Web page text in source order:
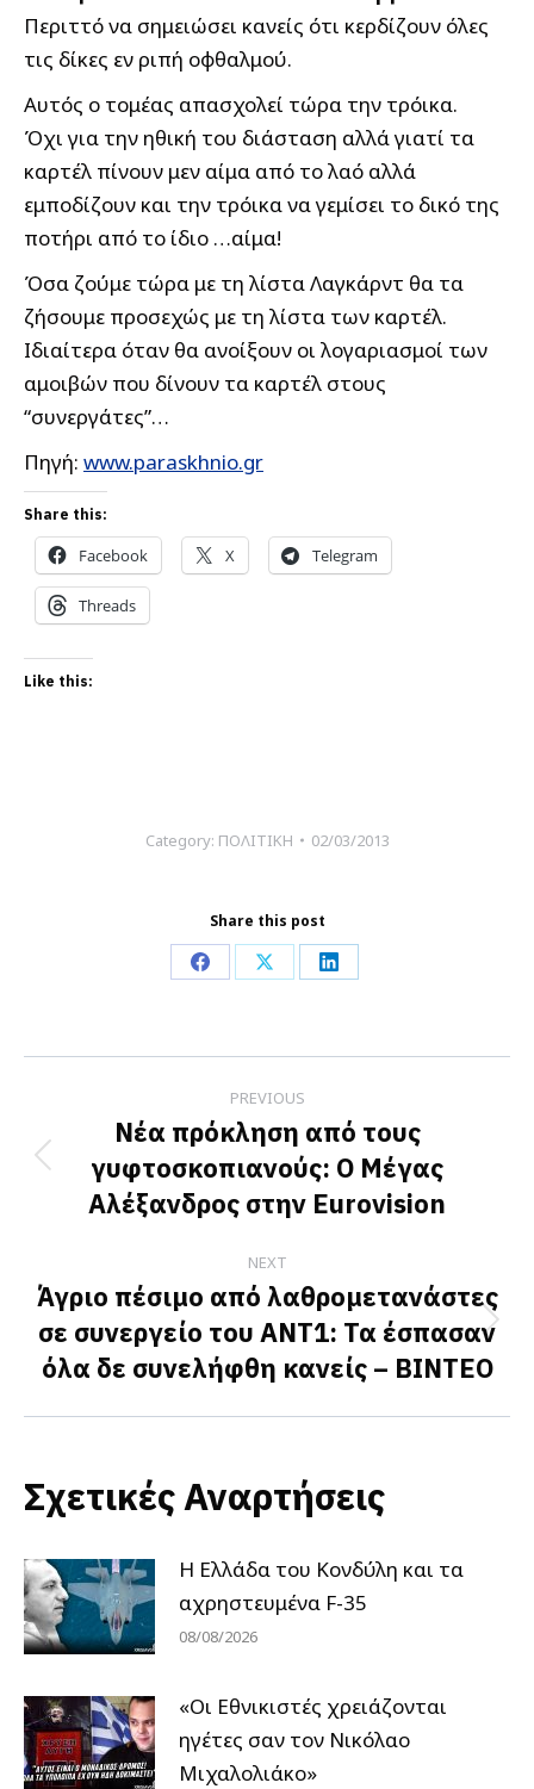
Περιττό να σημειώσει κανείς ότι κερδίζουν όλες
τις δίκες εν ριπή οφθαλμού.
Αυτός ο τομέας απασχολεί τώρα την τρόικα.
Όχι για την ηθική του διάσταση αλλά γιατί τα
καρτέλ πίνουν μεν αίμα από το λαό αλλά
εμποδίζουν και την τρόικα να γεμίσει το δικό της
ποτήρι από το ίδιο …αίμα!
Όσα ζούμε τώρα με τη λίστα Λαγκάρντ θα τα
ζήσουμε προσεχώς με τη λίστα των καρτέλ.
Ιδιαίτερα όταν θα ανοίξουν οι λογαριασμοί των
αμοιβών που δίνουν τα καρτέλ στους
“συνεργάτες”…
Πηγή: www.paraskhnio.gr
Share this:
Facebook X Telegram
Threads
Like this:
Category: ΠΟΛΙΤΙΚΗ 02/03/2013
Share this post
Share
Facebook
Share
X
Share
LinkedIn
navigation
PREVIOUS
Previous
post:
Νέα πρόκληση από τους
γυφτοσκοπιανούς: Ο Μέγας
Αλέξανδρος στην Eurovision
NEXT
Next
post:
Άγριο πέσιμο από λαθρομετανάστες
σε συνεργείο του ΑΝΤ1: Τα έσπασαν
όλα δε συνελήφθη κανείς – ΒΙΝΤΕΟ
Σχετικές Αναρτήσεις
Η Ελλάδα του Κονδύλη και τα
αχρηστευμένα F-35
08/08/2026
«Οι Εθνικιστές χρειάζονται
ηγέτες σαν τον Νικόλαο
Μιχαλολιάκο»